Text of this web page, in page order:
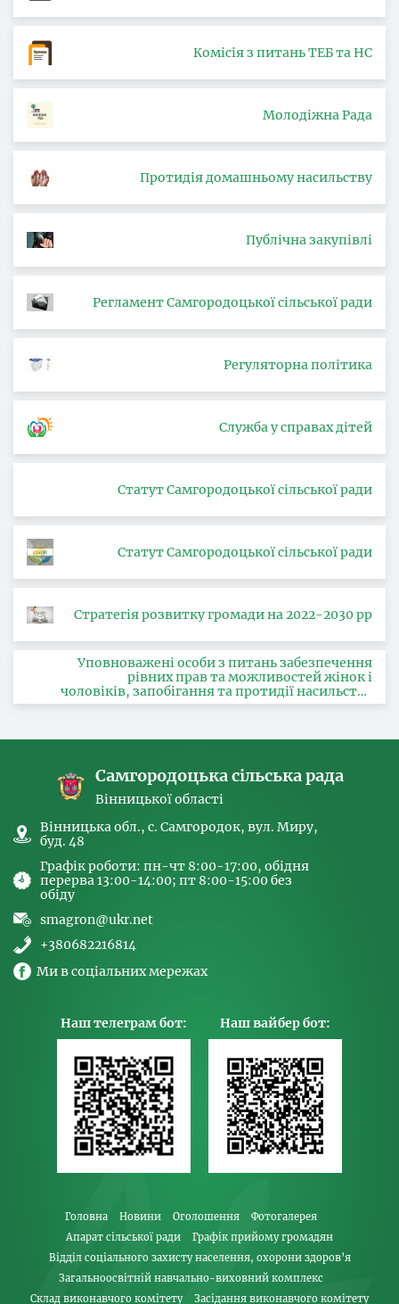
Комісія з питань ТЕБ та НС
Молодіжна Рада
Протидія домашньому насильству
Публічна закупівлі
Регламент Самгородоцької сільської ради
Регуляторна політика
Служба у справах дітей
Статут Самгородоцької сільської ради
Статут Самгородоцької сільської ради
Стратегія розвитку громади на 2022-2030 рр
Уповноважені особи з питань забезпечення
рівних прав та можливостей жінок і
чоловіків, запобігання та протидії насильству
за ознакою статі, з питань здійснення заходів,
Самгородоцька сільська рада
Вінницької області
Вінницька обл., с. Самгородок, вул. Миру,
буд. 48
Графік роботи: пн-чт 8:00-17:00, обідня
перерва 13:00-14:00; пт 8:00-15:00 без
обіду
smagron@ukr.net
+380682216814
Ми в соціальних мережах
Наш телеграм бот: Наш вайбер бот:
Головна Новини Оголошення
Фотогалерея
Апарат сільської ради
Графік прийому громадян
Відділ соціального захисту населення, охорони здоров’я
Загальноосвітній навчально-виховний комплекс
Склад виконавчого комітету
Засідання виконавчого комітету